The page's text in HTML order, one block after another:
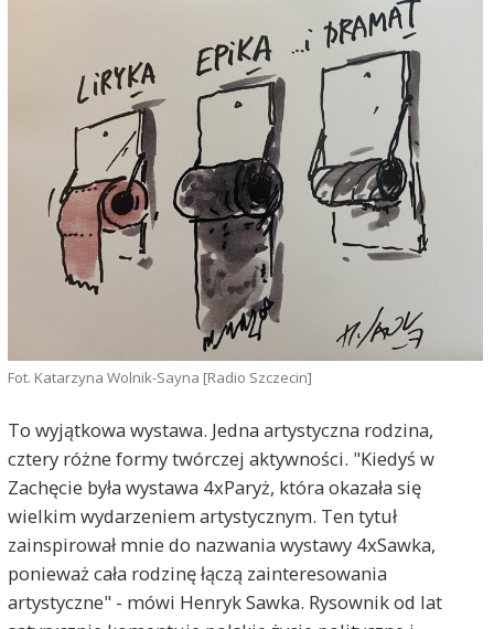
Fot. Katarzyna Wolnik-Sayna [Radio Szczecin]
To wyjątkowa wystawa. Jedna artystyczna rodzina,
cztery różne formy twórczej aktywności. "Kiedyś w
Zachęcie była wystawa 4xParyż, która okazała się
wielkim wydarzeniem artystycznym. Ten tytuł
zainspirował mnie do nazwania wystawy 4xSawka,
ponieważ cała rodzinę łączą zainteresowania
artystyczne" - mówi Henryk Sawka. Rysownik od lat